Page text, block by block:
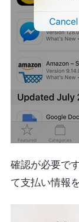
確認が必要で
て支払い情報